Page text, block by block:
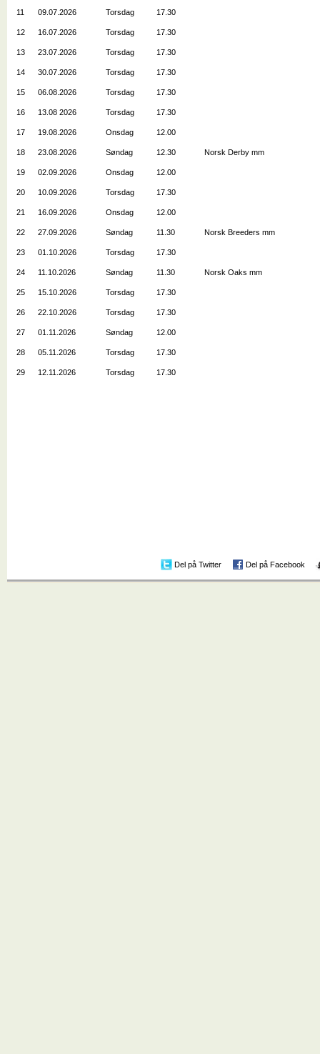
11 09.07.2026 Torsdag 17.30
12 16.07.2026 Torsdag 17.30
13 23.07.2026 Torsdag 17.30
14 30.07.2026 Torsdag 17.30
15 06.08.2026 Torsdag 17.30
16 13.08 2026 Torsdag 17.30
17 19.08.2026 Onsdag 12.00
18 23.08.2026 Søndag 12.30 Norsk Derby mm
19 02.09.2026 Onsdag 12.00
20 10.09.2026 Torsdag 17.30
21 16.09.2026 Onsdag 12.00
22 27.09.2026 Søndag 11.30 Norsk Breeders mm
23 01.10.2026 Torsdag 17.30
24 11.10.2026 Søndag 11.30 Norsk Oaks mm
25 15.10.2026 Torsdag 17.30
26 22.10.2026 Torsdag 17.30
27 01.11.2026 Søndag 12.00
28 05.11.2026 Torsdag 17.30
29 12.11.2026 Torsdag 17.30
Del på Twitter Del på Facebook